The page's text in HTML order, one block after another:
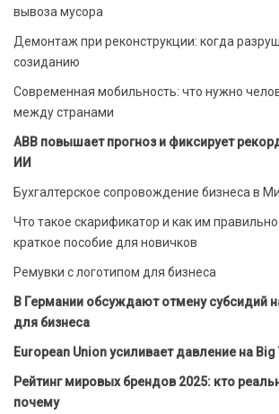
вывоза мусора
Демонтаж при реконструкции: когда
созиданию
Современная мобильность: что нужно
между странами
ABB повышает прогноз и фиксирует
ИИ
Бухгалтерское сопровождение бизнеса в
Что такое скарификатор и как им
краткое пособие для новичков
Ремувки с логотипом для бизнеса
В Германии обсуждают отмену субсидий
для бизнеса
European Union усиливает давление на Big
Рейтинг мировых брендов 2025: кто
почему